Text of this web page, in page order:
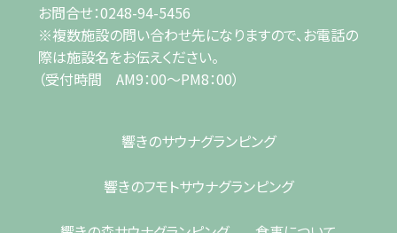
お問合せ：0248-94-5456
※複数施設の問い合わせ先になりますので、お電話の
際は施設名をお伝えください。
（受付時間 AM9：00～PM8：00）
響きのサウナグランピング
響きのフモトサウナグランピング